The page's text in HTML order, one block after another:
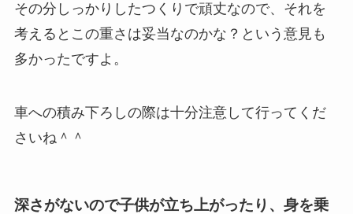
その分しっかりしたつくりで頑丈なので、それを
考えるとこの重さは妥当なのかな？という意見も
多かったですよ。
車への積み下ろしの際は十分注意して行ってくだ
さいね＾＾
深さがないので子供が立ち上がったり、身を乗